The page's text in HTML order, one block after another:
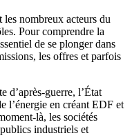
les nombreux acteurs du
Pour comprendre la
de se plonger dans
les offres et parfois
d’après-guerre, l’État
l’énergie en créant EDF et
là, les sociétés
industriels et